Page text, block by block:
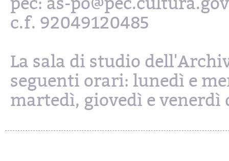
c.f. 92049120485
La sala di studio
seguenti orari: lunedì e
martedì, giovedì e venerdì